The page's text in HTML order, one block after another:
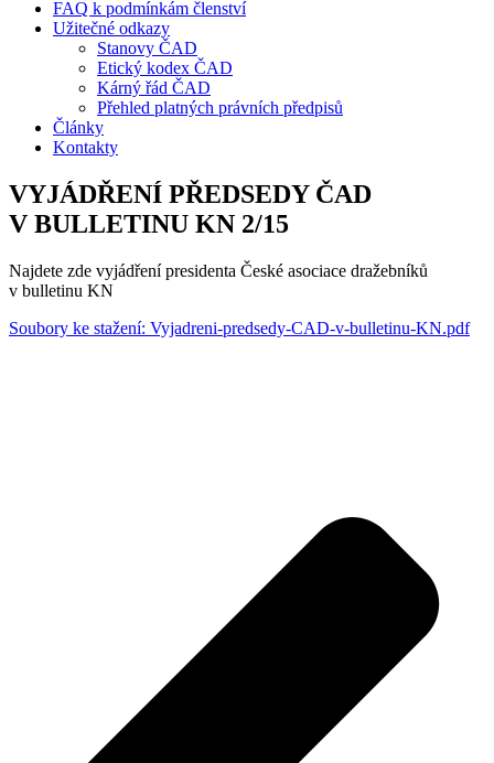
FAQ k podmínkám členství
Užitečné odkazy
Stanovy ČAD
Etický kodex ČAD
Kárný řád ČAD
Přehled platných právních předpisů
Články
Kontakty
VYJÁDŘENÍ PŘEDSEDY ČAD
V BULLETINU KN 2/15
Najdete zde vyjádření presidenta České asociace dražebníků
v bulletinu KN
Soubory ke stažení: Vyjadreni-predsedy-CAD-v-bulletinu-KN.pdf